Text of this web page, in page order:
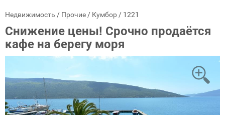
Недвижимость / Прочие / Кумбор / 1221
Снижение цены! Срочно продаётся
кафе на берегу моря